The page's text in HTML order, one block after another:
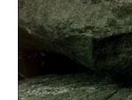
Before You
BUZZ DAY